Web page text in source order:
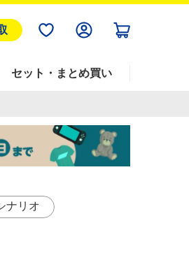
セット・まとめ買い
ナリオ